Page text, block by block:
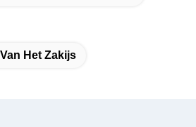
Het Zakijs